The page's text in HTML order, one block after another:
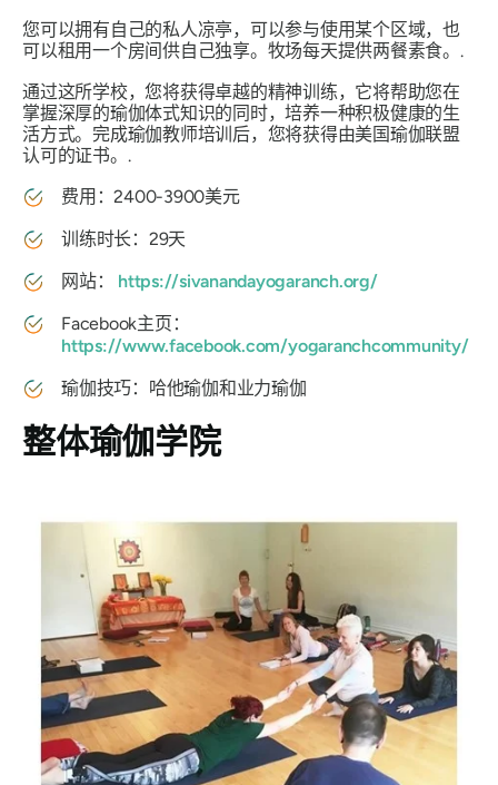
您可以拥有自己的私人凉亭，可以参与使用某个区域，也
可以租用一个房间供自己独享。牧场每天提供两餐素食。.
通过这所学校，您将获得卓越的精神训练，它将帮助您在
掌握深厚的瑜伽体式知识的同时，培养一种积极健康的生
活方式。完成瑜伽教师培训后，您将获得由美国瑜伽联盟
认可的证书。.
费用：2400-3900美元
训练时长：29天
网站： https://sivanandayogaranch.org/
Facebook主页：
https://www.facebook.com/yogaranchcommunity/
瑜伽技巧：哈他瑜伽和业力瑜伽
整体瑜伽学院